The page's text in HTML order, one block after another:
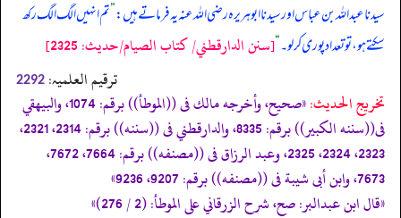
سیدنا عبداللہ بن عباس اور سیدنا ابوہریرہ رضی اللہ عنہ یہ فرماتے ہیں:”تم انہیں الگ الگ رکھ
سکتے ہو، تو تعداد پوری کر لو۔“[سنن الدارقطني/ كتاب الصيام/حدیث: 2325]
ترقیم العلمیہ: 2292
تخریج الحدیث:
«صحيح، وأخرجه مالك فى ((الموطأ)) برقم: 1074، والبيهقي
فى((سننه الكبير)) برقم: 8335، والدارقطني فى ((سننه)) برقم: 2314، 2321،
2323، 2324، 2325، وعبد الرزاق فى ((مصنفه)) برقم: 7664، 7672،
7673، وابن أبى شيبة فى ((مصنفه)) برقم: 9207، 9236»
«قال ابن عبدالبر: صح، شرح الزرقاني على الموطأ: (2 / 276)»